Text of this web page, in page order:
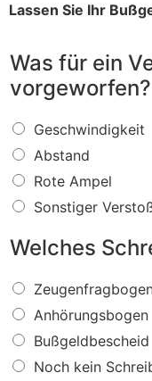
Lassen Sie Ihr
Was für ein
vorgeworfen?
W
a
s
f
ü
r
i
V
e
r
s
t
o
Geschwindigkeit
Abstand
Rote Ampel
Sonstiger
Welches
W
e
c
h
e
Anhörungsbogen
Bußgeldbescheid
Noch kein